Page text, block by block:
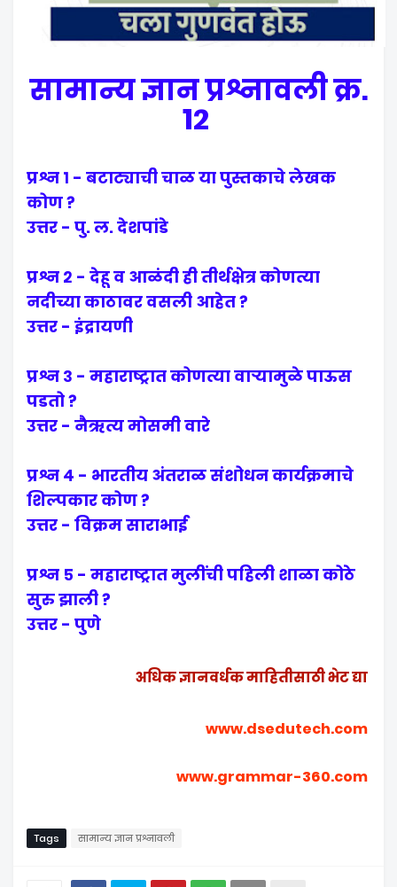
सामान्य ज्ञान प्रश्नावली क्र.
१२
प्रश्न १ - बटाट्याची चाळ या पुस्तकाचे लेखक
कोण ?
उत्तर - पु. ल. देशपांडे
प्रश्न २ - देहू व आळंदी ही तीर्थक्षेत्र कोणत्या
नदीच्या काठावर वसली आहेत ?
उत्तर - इंद्रायणी
प्रश्न ३ - महाराष्ट्रात कोणत्या वाऱ्यामुळे पाऊस
पडतो ?
उत्तर - नैऋत्य मोसमी वारे
प्रश्न ४ - भारतीय अंतराळ संशोधन कार्यक्रमाचे
शिल्पकार कोण ?
उत्तर - विक्रम साराभाई
प्रश्न ५ - महाराष्ट्रात मुलींची पहिली शाळा कोठे
सुरु झाली ?
उत्तर - पुणे
अधिक ज्ञानवर्धक माहितीसाठी भेट द्या
www.dsedutech.com
www.grammar-360.com
Tags सामान्य ज्ञान प्रश्नावली